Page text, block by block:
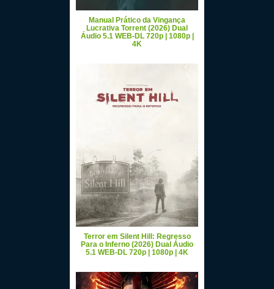
Manual Prático da Vingança
Lucrativa Torrent (2026) Dual
Áudio 5.1 WEB-DL 720p | 1080p |
4K
Terror em Silent Hill: Regresso
Para o Inferno (2026) Dual Áudio
5.1 WEB-DL 720p | 1080p | 4K